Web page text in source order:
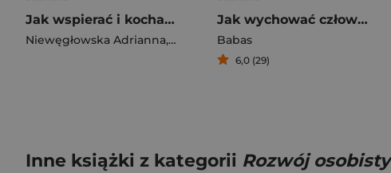
Jak wspierać i kochać kobietę, którą jesteś?
Niewęgłowska Adrianna, Para Gabriela
Jak wychować człowieka Poradnik dla kotów
Babas
6,0 (29)
Inne książki z kategorii Rozwój osobisty